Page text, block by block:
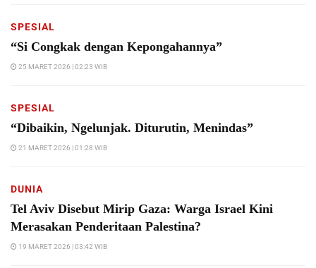
SPESIAL
“Si Congkak dengan Kepongahannya”
25 MARET 2026 | 02:23 WIB
SPESIAL
“Dibaikin, Ngelunjak. Diturutin, Menindas”
21 MARET 2026 | 01:28 WIB
DUNIA
Tel Aviv Disebut Mirip Gaza: Warga Israel Kini
Merasakan Penderitaan Palestina?
19 MARET 2026 | 03:42 WIB